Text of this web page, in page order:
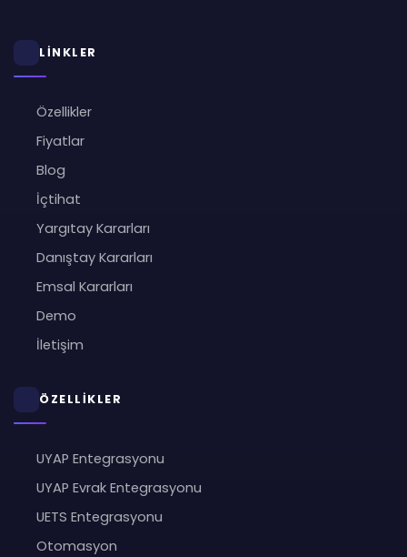
LİNKLER
Özellikler
Fiyatlar
Blog
İçtihat
Yargıtay Kararları
Danıştay Kararları
Emsal Kararları
Demo
İletişim
ÖZELLİKLER
UYAP Entegrasyonu
UYAP Evrak Entegrasyonu
UETS Entegrasyonu
Otomasyon